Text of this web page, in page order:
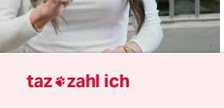
taz zahl ich